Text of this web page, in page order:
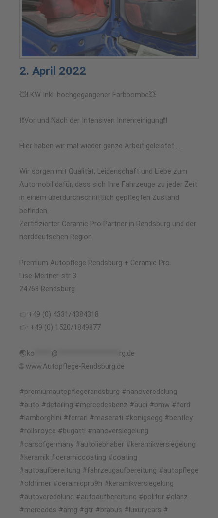
2. April 2022
💥LKW Inkl. hochgegangener Farbbombe💥
❗❗Vor und Nach der Intensiven Innenreinigung❗❗
Hier haben wir mal wieder ganze Arbeit geleistet……
Wir sorgen mit Qualität, Leidenschaft und Liebe zum
Automobil dafür, dass sich Ihre Fahrzeuge zu jeder Zeit
in einem überdurchschnittlich gepflegten Zustand
befinden.
Zertifizierter Ceramic Pro Partner in Rendsburg und der
norddeutschen Region.
Premium Autopflege Rendsburg + Ceramic Pro
Lise-Meitner-str 3
24768 Rendsburg
👉+49 (0) 4331/4384318
👉 +49 (0) 1520/1849877
🌏ko @
rg.de
🌐 www.Autopflege-Rendsburg.de
#premiumautopflegerendsburg #nanoveredelung
#auto #detailing #mercedesbenz #audi #bmw #ford
#lamborghini #ferrari #maserati #königsegg #bentley
#rollsroyce #bugatti #nanoversiegelung
#carsofgermany #autoliebhaber #keramikversiegelung
#keramik #ceramiccoating #coating
#autoaufbereitung #fahrzeugaufbereitung #autopflege
#oldtimer #ceramicpro9h #keramikversiegelung
#autoveredelung #autoaufbereitung #politur #glanz
#mercedes #amg #gtr #brabus #luxurycars #